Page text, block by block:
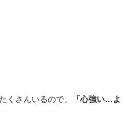
くさんいるので、 「心強い…